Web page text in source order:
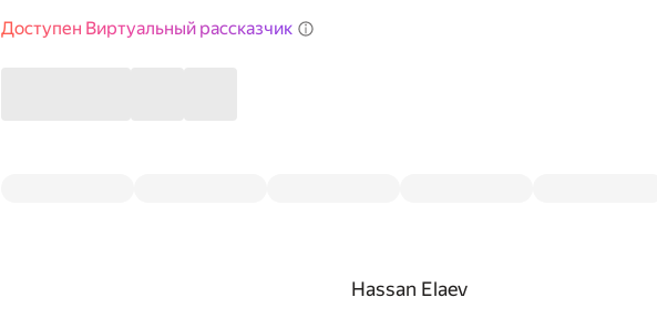
Доступен Виртуальный рассказчик
Hassan Elaev